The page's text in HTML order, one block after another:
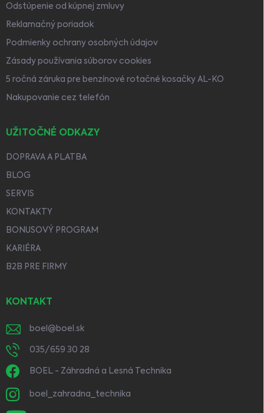
Odstúpenie od kúpnej zmluvy
Reklamačný poriadok
Podmienky ochrany osobných údajov
Zásady používania súborov cookies
5 ročná záruka pre benzínové rotačné kosačky AL-KO
Nakupovanie cez telefón
UŽITOČNÉ ODKAZY
DOPRAVA A PLATBA
BLOG
SERVIS
KONTAKTY
BONUSOVÝ PROGRAM
KARIÉRA
B2B PRE FIRMY
KONTAKT
boel @ boel.sk
035/659 30 28
BOEL - Záhradná a Lesná Technika
boel_zahradna_technika